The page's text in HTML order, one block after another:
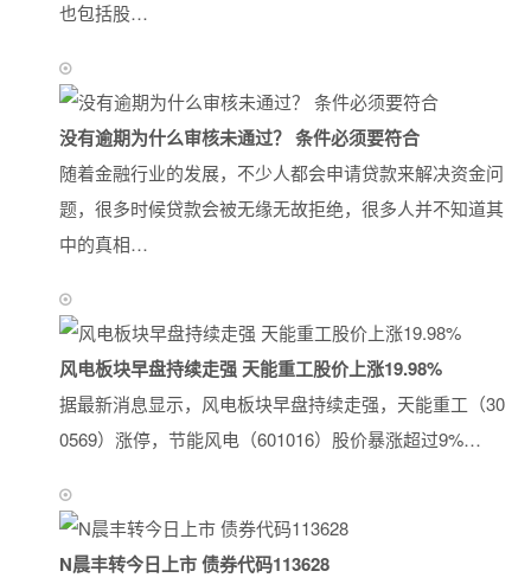
也包括股…
没有逾期为什么审核未通过？ 条件必须要符合
随着金融行业的发展，不少人都会申请贷款来解决资金问
题，很多时候贷款会被无缘无故拒绝，很多人并不知道其
中的真相…
风电板块早盘持续走强 天能重工股价上涨19.98%
据最新消息显示，风电板块早盘持续走强，天能重工（30
0569）涨停，节能风电（601016）股价暴涨超过9%…
N晨丰转今日上市 债券代码113628